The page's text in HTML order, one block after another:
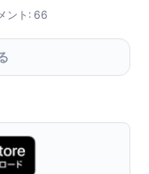
ント:66